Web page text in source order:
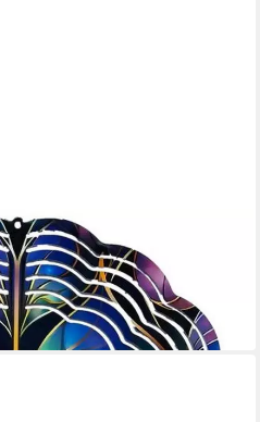
Windspinner 20cm Mandala